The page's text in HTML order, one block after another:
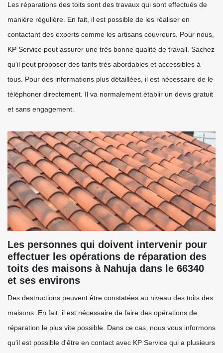
Les réparations des toits sont des travaux qui sont effectués de
manière régulière. En fait, il est possible de les réaliser en
contactant des experts comme les artisans couvreurs. Pour nous,
KP Service peut assurer une très bonne qualité de travail. Sachez
qu'il peut proposer des tarifs très abordables et accessibles à
tous. Pour des informations plus détaillées, il est nécessaire de le
téléphoner directement. Il va normalement établir un devis gratuit
et sans engagement.
Les personnes qui doivent intervenir pour
effectuer les opérations de réparation des
toits des maisons à Nahuja dans le 66340
et ses environs
Des destructions peuvent être constatées au niveau des toits des
maisons. En fait, il est nécessaire de faire des opérations de
réparation le plus vite possible. Dans ce cas, nous vous informons
qu'il est possible d'être en contact avec KP Service qui a plusieurs